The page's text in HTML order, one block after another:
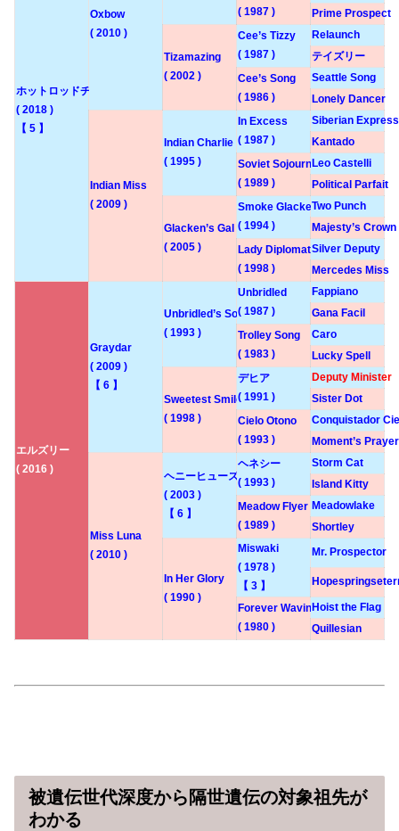
ホットロッドチャーリー
( 2018 )
【 5 】
Oxbow
( 2010 )
( 1987 )
Prime Prospect
Tizamazing
( 2002 )
Cee’s Tizzy
( 1987 )
Relaunch
テイズリー
Cee’s Song
( 1986 )
Seattle Song
Lonely Dancer
Indian Miss
( 2009 )
Indian Charlie
( 1995 )
In Excess
( 1987 )
Siberian Express
Kantado
Soviet Sojourn
( 1989 )
Leo Castelli
Political Parfait
Glacken’s Gal
( 2005 )
Smoke Glacken
( 1994 )
Two Punch
Majesty’s Crown
Lady Diplomat
( 1998 )
Silver Deputy
Mercedes Miss
エルズリー
( 2016 )
Graydar
( 2009 )
【 6 】
Unbridled’s Song
( 1993 )
Unbridled
( 1987 )
Fappiano
Gana Facil
Trolley Song
( 1983 )
Caro
Lucky Spell
Sweetest Smile
( 1998 )
デヒア
( 1991 )
Deputy Minister
Sister Dot
Cielo Otono
( 1993 )
Conquistador
Moment’s Prayer
Miss Luna
( 2010 )
ヘニーヒューズ
( 2003 )
【 6 】
ヘネシー
( 1993 )
Storm Cat
Island Kitty
Meadow Flyer
( 1989 )
Meadowlake
Shortley
In Her Glory
( 1990 )
Miswaki
( 1978 )
【 3 】
Mr. Prospector
Forever Waving
( 1980 )
Hoist the Flag
Quillesian
被遺伝世代深度から隔世遺伝の対象祖先が
わかる